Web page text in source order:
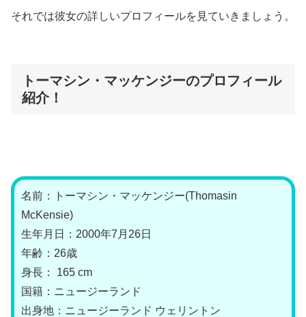
それでは彼女の詳しいプロフィールを見ていきましょう。
トーマシン・マッケンジーのプロフィール
紹介！
名前：トーマシン・マッケンジー(Thomasin
McKensie)
生年月日：2000年7月26日
年齢：26歳
身長： 165 cm
国籍：ニュージーランド
出身地：ニュージーランド ウェリントン